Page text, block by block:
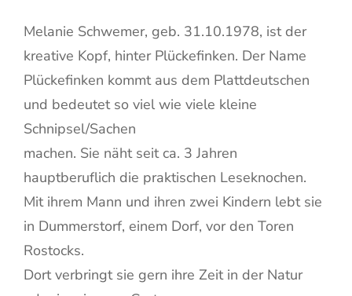
Melanie Schwemer, geb. 31.10.1978, ist der
kreative Kopf, hinter Plückefinken. Der Name
Plückefinken kommt aus dem Plattdeutschen
und bedeutet so viel wie viele kleine
Schnipsel/Sachen
machen. Sie näht seit ca. 3 Jahren
hauptberuflich die praktischen Leseknochen.
Mit ihrem Mann und ihren zwei Kindern lebt sie
in Dummerstorf, einem Dorf, vor den Toren
Rostocks.
Dort verbringt sie gern ihre Zeit in der Natur